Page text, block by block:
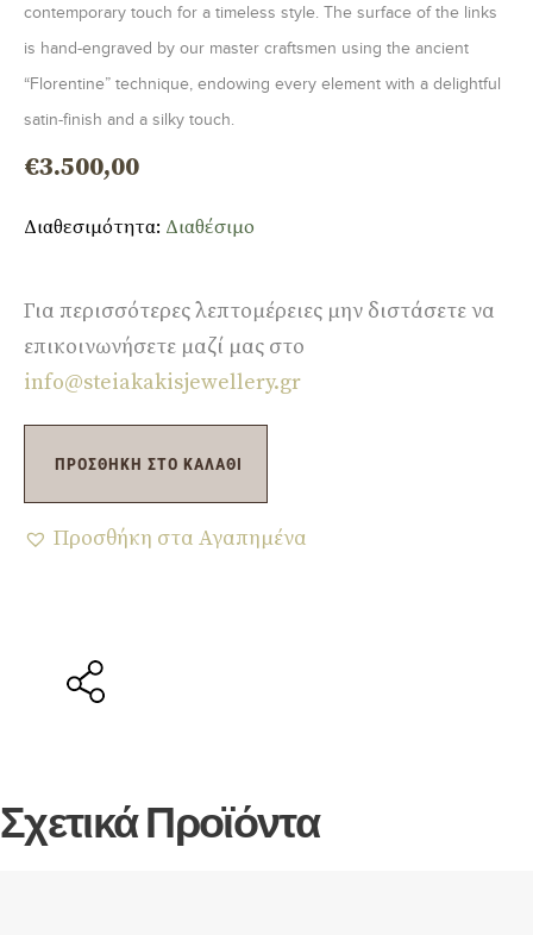
contemporary touch for a timeless style. The surface of the links
is hand-engraved by our master craftsmen using the ancient
“Florentine” technique, endowing every element with a delightful
satin-finish and a silky touch.
€3.500,00
Διαθεσιμότητα: Διαθέσιμο
Για περισσότερες λεπτομέρειες μην διστάσετε να
επικοινωνήσετε μαζί μας στο
info@steiakakisjewellery.gr
ΠΡΟΣΘΉΚΗ ΣΤΟ ΚΑΛΆΘΙ
Προσθήκη στα Αγαπημένα
Σχετικά Προϊόντα